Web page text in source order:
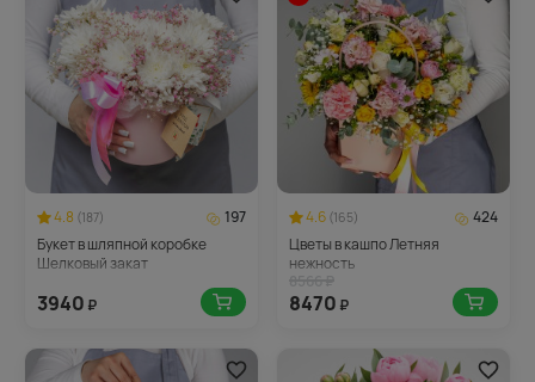
4.8 (187)
197
Букет в шляпной коробке
Шелковый закат
3940 ₽
4.6 (165)
424
Цветы в кашпо Летняя
нежность
8470 ₽